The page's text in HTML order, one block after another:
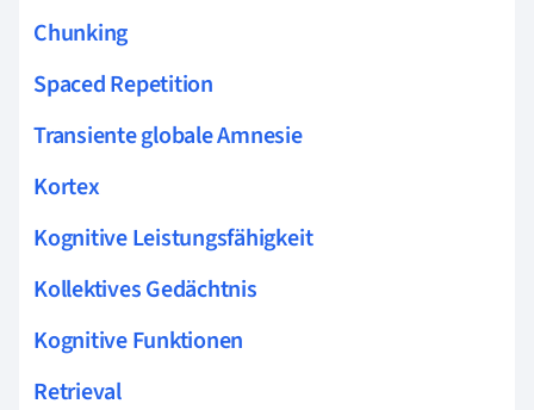
Chunking
Spaced Repetition
Transiente globale Amnesie
Kortex
Kognitive Leistungsfähigkeit
Kollektives Gedächtnis
Kognitive Funktionen
Retrieval